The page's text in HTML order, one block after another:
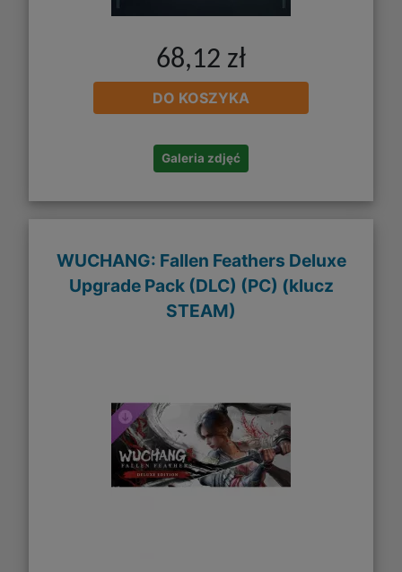
68,12 zł
DO KOSZYKA
Galeria zdjęć
WUCHANG: Fallen Feathers Deluxe
Upgrade Pack (DLC) (PC) (klucz
STEAM)